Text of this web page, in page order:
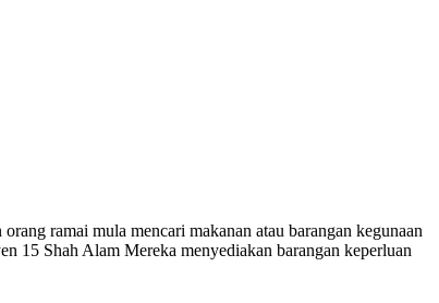
ramai mula mencari makanan atau barangan kegunaan
15 Shah Alam Mereka menyediakan barangan keperluan